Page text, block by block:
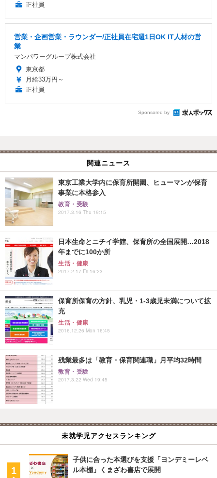
正社員
営業・企画営業・ラウンダー/正社員在宅週1日OK IT人材の営
業
マンパワーグループ株式会社
東京都
月給33万円～
正社員
Sponsored by
関連ニュース
東京工業大学内に保育所開園、ヒューマンが保育
事業に本格参入
教育・受験
2017.3.16 Thu 19:15
日本生命とニチイ学館、保育所の全国展開…2018
年までに100か所
生活・健康
2017.2.17 Fri 16:23
保育所保育の方針、乳児・1-3歳児未満について拡
充
生活・健康
2016.12.26 Mon 16:45
残業最多は「教育・保育関連職」月平均32時間
教育・受験
2017.3.22 Wed 19:45
未就学児アクセスランキング
子供に合った本選びを支援「ヨンデミーレベ
ル本棚」くまざわ書店で展開